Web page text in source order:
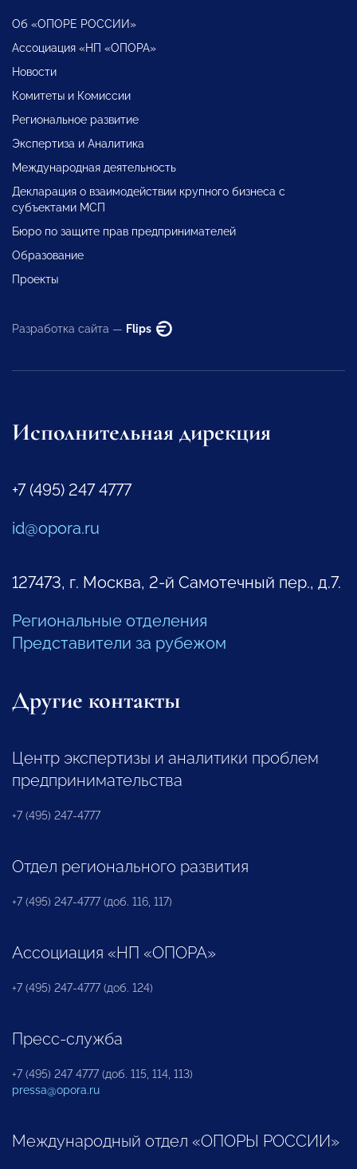
Об «ОПОРЕ РОССИИ»
Ассоциация «НП «ОПОРА»
Новости
Комитеты и Комиссии
Региональное развитие
Экспертиза и Аналитика
Международная деятельность
Декларация о взаимодействии крупного бизнеса с
субъектами МСП
Бюро по защите прав предпринимателей
Образование
Проекты
Разработка сайта — Flips
Исполнительная дирекция
+7 (495) 247 4777
id@opora.ru
127473, г. Москва, 2-й Самотечный пер., д.7.
Региональные отделения
Представители за рубежом
Другие контакты
Центр экспертизы и аналитики проблем
предпринимательства
+7 (495) 247-4777
Отдел регионального развития
+7 (495) 247-4777 (доб. 116, 117)
Ассоциация «НП «ОПОРА»
+7 (495) 247-4777 (доб. 124)
Пресс-служба
+7 (495) 247 4777 (доб. 115, 114, 113)
pressa@opora.ru
Международный отдел «ОПОРЫ РОССИИ»